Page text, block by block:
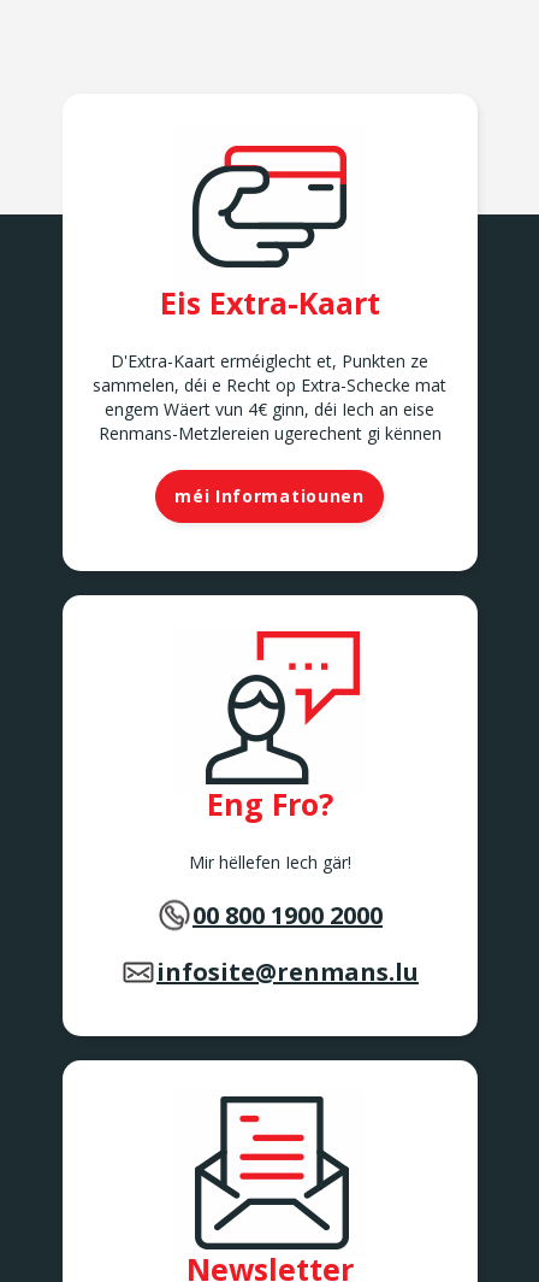
Eis Extra-Kaart
D'Extra-Kaart erméiglecht et, Punkten ze
sammelen, déi e Recht op Extra-Schecke mat
engem Wäert vun 4€ ginn, déi Iech an eise
Renmans-Metzlereien ugerechent gi kënnen
méi Informatiounen
Eng Fro?
Mir hëllefen Iech gär!
00 800 1900 2000
infosite@renmans.lu
Newsletter